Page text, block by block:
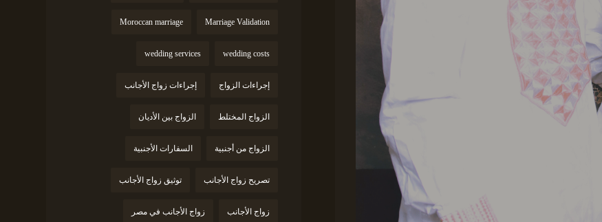
Marriage Validation
Moroccan marriage
wedding costs
wedding services
إجراءات الزواج إجراءات زواج الأجانب
الزواج المختلط الزواج بين الأديان
الزواج من أجنبية السفارات الأجنبية
تصريح زواج الأجانب توثيق زواج الأجانب
زواج الأجانب زواج الأجانب في مصر